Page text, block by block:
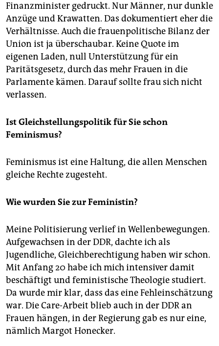
Finanzminister gedruckt. Nur Männer, nur dunkle
Anzüge und Krawatten. Das dokumentiert eher die
Verhältnisse. Auch die frauenpolitische Bilanz der
Union ist ja überschaubar. Keine Quote im
eigenen Laden, null Unterstützung für ein
Paritätsgesetz, durch das mehr Frauen in die
Parlamente kämen. Darauf sollte frau sich nicht
verlassen.
Ist Gleichstellungspolitik für Sie schon
Feminismus?
Feminismus ist eine Haltung, die allen Menschen
gleiche Rechte zugesteht.
Wie wurden Sie zur Feministin?
Meine Politisierung verlief in Wellenbewegungen.
Aufgewachsen in der DDR, dachte ich als
Jugendliche, Gleichberechtigung haben wir schon.
Mit Anfang 20 habe ich mich intensiver damit
beschäftigt und feministische Theologie studiert.
Da wurde mir klar, dass das eine Fehleinschätzung
war. Die Care-Arbeit blieb auch in der DDR an
Frauen hängen, in der Regierung gab es nur eine,
nämlich Margot Honecker.